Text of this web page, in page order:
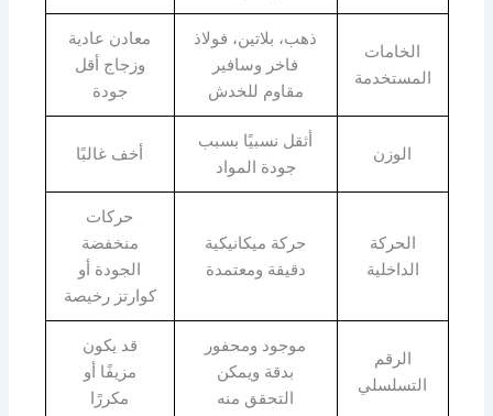
الخامات
المستخدمة
ذهب، بلاتين، فولاذ
فاخر وسافير
مقاوم للخدش
معادن عادية
وزجاج أقل
جودة
الوزن
أثقل نسبيًا بسبب
جودة المواد
أخف غالبًا
الحركة
الداخلية
حركة ميكانيكية
دقيقة ومعتمدة
حركات
منخفضة
الجودة أو
كوارتز رخيصة
الرقم
التسلسلي
موجود ومحفور
بدقة ويمكن
التحقق منه
قد يكون
مزيفًا أو
مكررًا